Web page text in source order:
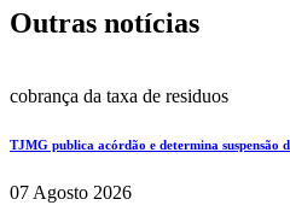
Outras notícias
cobrança da taxa de residuos
TJMG publica acórdão e determina suspensão
07 Agosto 2026